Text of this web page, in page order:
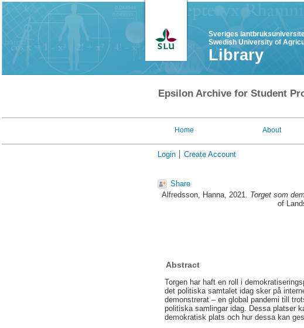
Sveriges
Swedish University of
Library
Epsilon Archive for Student
Home About
Login Create Account
Share
Alfredsson, Hanna, 2021. Torget som
of
Abstract
Torgen har haft en roll i
det politiska samtalet idag sker på
demonstrerat – en global pandemi till
politiska samlingar idag. Dessa platser
demokratisk plats och hur dessa kan